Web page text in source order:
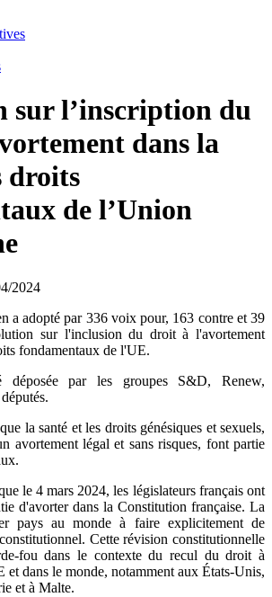
sur l’inscription du
dans la
droits
de l’Union
2024
a adopté par 336 voix pour, 163 contre et 39
sur l'inclusion du droit à l'avortement
fondamentaux de l'UE.
par les groupes S&D, Renew,
la santé et les droits génésiques et sexuels,
avortement légal et sans risques, font partie
le 4 mars 2024, les législateurs français ont
d'avorter dans la Constitution française. La
pays au monde à faire explicitement de
Cette révision constitutionnelle
fou dans le contexte du recul du droit à
et dans le monde, notamment aux États-Unis,
et à Malte.